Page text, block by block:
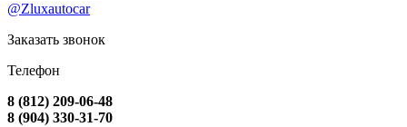
@Zluxautocar
Заказать звонок
Телефон
8 (812) 209-06-48
8 (904) 330-31-70